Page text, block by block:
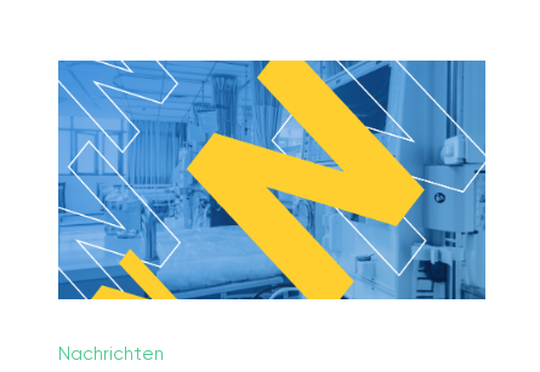
Nachrichten
Design & Markup
DevOps-Dienstleistungen
UX/UI reengineering
Künstliche Intelligenz-Engine
Nearshore Entwicklungsleistungen
Microsoft Dynamics 365 Beratung